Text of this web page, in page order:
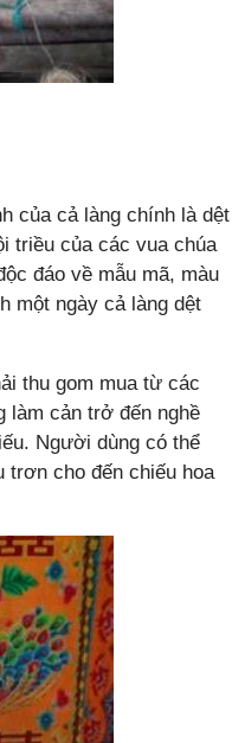
của cả làng chính là dệt
triều của các vua chúa
đáo về mẫu mã, màu
một ngày cả làng dệt
thu gom mua từ các
làm cản trở đến nghề
Người dùng có thể
trơn cho đến chiếu hoa